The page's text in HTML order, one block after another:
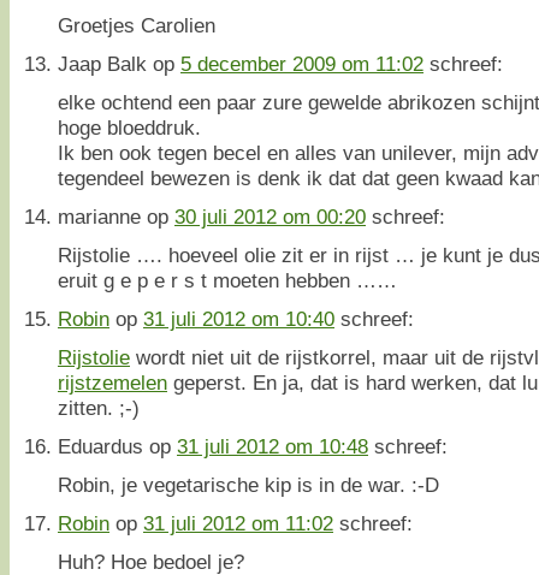
Groetjes Carolien
Jaap Balk op 5 december 2009 om 11:02 schreef:
elke ochtend een paar zure gewelde abrikozen
hoge bloeddruk.
Ik ben ook tegen becel en alles van unilever, mijn
tegendeel bewezen is denk ik dat dat geen kwaad
marianne op 30 juli 2012 om 00:20 schreef:
Rijstolie …. hoeveel olie zit er in rijst … je kunt je
eruit g e p e r s t moeten hebben ……
Robin op 31 juli 2012 om 10:40 schreef:
Rijstolie wordt niet uit de rijstkorrel, maar uit de
rijstzemelen geperst. En ja, dat is hard werken, dat
zitten. ;-)
Eduardus op 31 juli 2012 om 10:48 schreef:
Robin, je vegetarische kip is in de war. :-D
Robin op 31 juli 2012 om 11:02 schreef:
Huh? Hoe bedoel je?